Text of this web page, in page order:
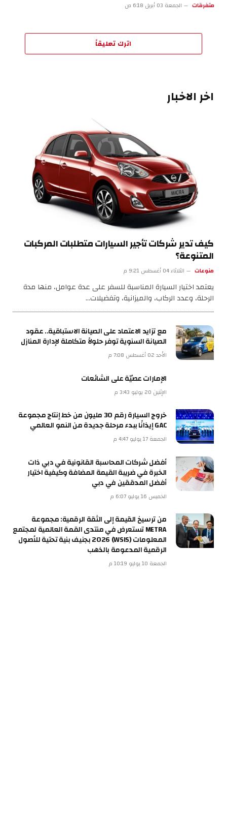
متفرقات الجمعة 03 أبريل 6:18 ص
اترك تعليقاً
اخر الاخبار
كيف تدير شركات تأجير السيارات متطلبات المركبات
المتنوعة؟
منوعات الثلاثاء 04 أغسطس 9:21 م
يعتمد اختيار السيارة المناسبة للسفر على عدة عوامل، منها مدة
الرحلة، وعدد الركاب، والميزانية، وتفضيلات…
مع تزايد الاعتماد على الصيانة الاستباقية.. عقود
الصيانة السنوية توفر حلولاً متكاملة لإدارة المنازل
الأحد 02 أغسطس 7:08 م
الإمارات عصيّة على الشائعات
الإثنين 20 يوليو 3:43 م
خروج السيارة رقم 30 مليون من خط إنتاج مجموعة
GAC إيذانًا ببدء مرحلة جديدة من النمو العالمي
الجمعة 17 يوليو 4:47 م
أفضل شركات المحاسبة القانونية في دبي ذات
الخبرة في ضريبة القيمة المضافة وكيفية اختيار
أفضل المدققين في دبي
الخميس 16 يوليو 6:07 م
من ترسيخ القيمة إلى الثقة الرقمية: مجموعة
METRA تستعرض في منتدى القمة العالمية لمجتمع
المعلومات (WSIS) 2026 بجنيف بنية تحتية للأصول
الرقمية المدعومة بالذهب
الجمعة 10 يوليو 10:19 م